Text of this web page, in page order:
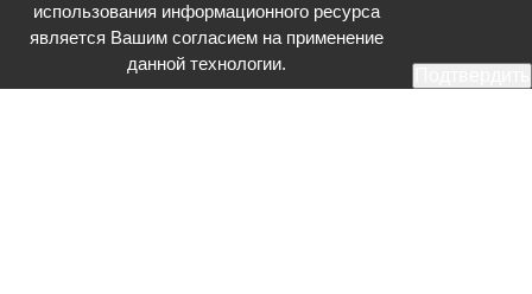
использования информационного ресурса
является Вашим согласием на применение
данной технологии.